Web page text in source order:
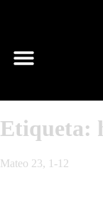
Etiqueta:
Mateo 23, 1-12